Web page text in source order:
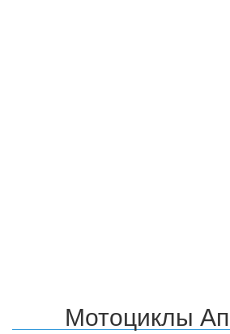
Мотоциклы